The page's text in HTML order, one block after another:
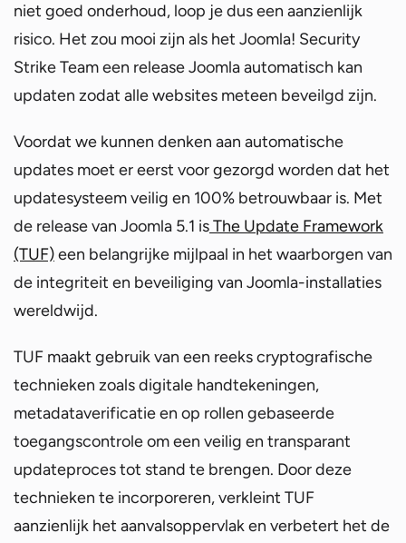
niet goed onderhoud, loop je dus een aanzienlijk
risico. Het zou mooi zijn als het Joomla! Security
Strike Team een release Joomla automatisch kan
updaten zodat alle websites meteen beveilgd zijn.
Voordat we kunnen denken aan automatische
updates moet er eerst voor gezorgd worden dat het
updatesysteem veilig en 100% betrouwbaar is. Met
de release van Joomla 5.1 isThe Update Framework
(TUF)een belangrijke mijlpaal in het waarborgen van
de integriteit en beveiliging van Joomla-installaties
wereldwijd.
TUF maakt gebruik van een reeks cryptografische
technieken zoals digitale handtekeningen,
metadataverificatie en op rollen gebaseerde
toegangscontrole om een veilig en transparant
updateproces tot stand te brengen. Door deze
technieken te incorporeren, verkleint TUF
aanzienlijk het aanvalsoppervlak en verbetert het de